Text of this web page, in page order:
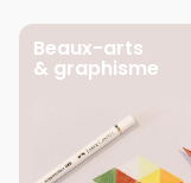
Beaux-arts
& graphisme